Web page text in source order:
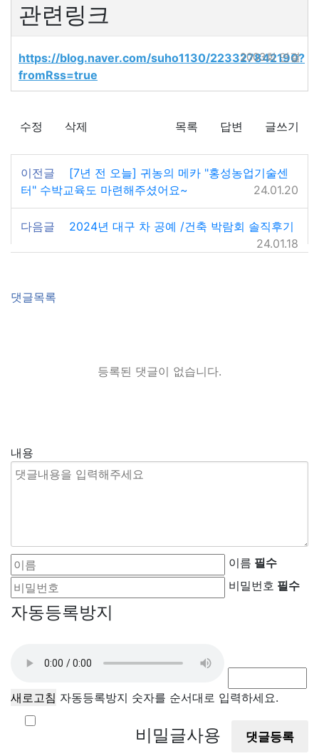
관련링크
https://blog.naver.com/suho1130/223327842190?
fromRss=true
2003회 연결
수정 삭제 목록 답변 글쓰기
이전글
[7년 전 오늘] 귀농의 메카 "홍성농업기술센
터" 수박교육도 마련해주셨어요~
24.01.20
다음글
2024년 대구 차 공예 /건축 박람회 솔직후기
24.01.18
댓글목록
등록된 댓글이 없습니다.
내용
이름 필수
비밀번호 필수
자동등록방지
새로고침 자동등록방지 숫자를 순서대로 입력하세요.
비밀글사용